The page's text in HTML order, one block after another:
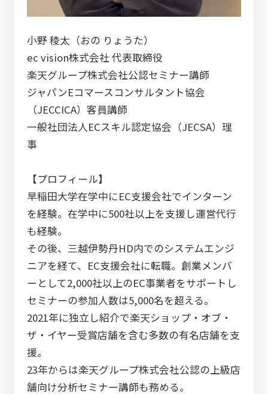
小野 稜太（おの りょうた）
ec vision株式会社 代表取締役
楽天グループ株式会社公認セミナー講師
ジャパンEコマースコンサルタント協会
（JECCICA）客員講師
一般社団法人ECスキル認定協会（JECSA）理
事
【プロフィール】
早稲田大学在学中にEC支援会社でインターン
を経験。在学中に500社以上を支援し運営代行
も経験。
その後、三越伊勢丹HD内でのシステムエンジ
ニアを経て、EC支援会社に転職。創業メンバ
ーとして2,000社以上のEC事業者をサポートし
セミナーの参加人数は5,000名を超える。
2021年に独立し紹介で楽天ショップ・オブ・
ザ・イヤー受賞店舗を含む多数の有名店舗を支
援。
23年からは楽天グループ株式会社公認の上級店
舗向け分析セミナー講師も務める。